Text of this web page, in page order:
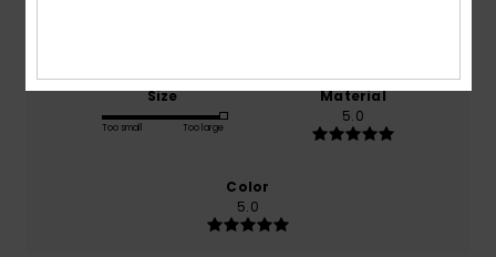
Size
Too small Too large
Material
5.0
Color
5.0